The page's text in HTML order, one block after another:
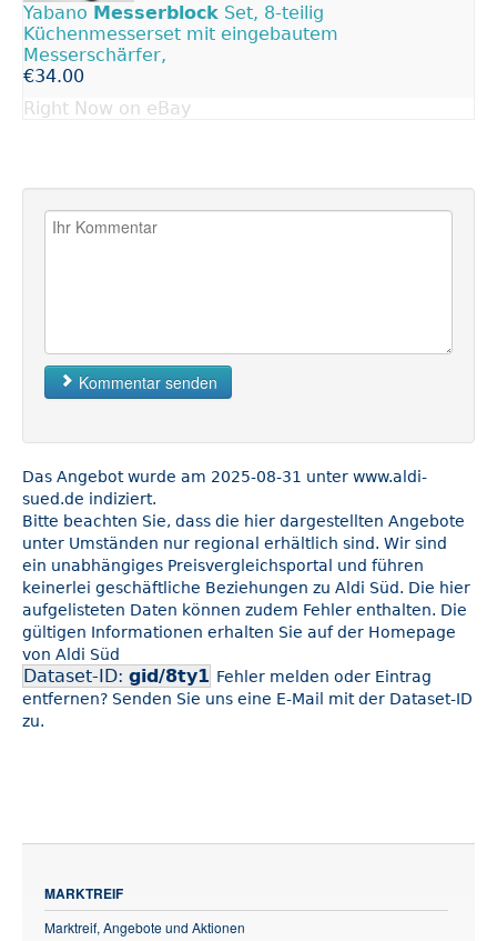
Yabano Messerblock Set, 8-teilig
Küchenmesserset mit eingebautem
Messerschärfer,
€34.00
Right Now on eBay
Kommentar senden
Das Angebot wurde am 2025-08-31 unter www.aldi-
sued.de indiziert.
Bitte beachten Sie, dass die hier dargestellten Angebote
unter Umständen nur regional erhältlich sind. Wir sind
ein unabhängiges Preisvergleichsportal und führen
keinerlei geschäftliche Beziehungen zu Aldi Süd. Die hier
aufgelisteten Daten können zudem Fehler enthalten. Die
gültigen Informationen erhalten Sie auf der Homepage
von Aldi Süd
Dataset-ID: gid/8ty1 Fehler melden oder Eintrag
entfernen? Senden Sie uns eine E-Mail mit der Dataset-ID
zu.
MARKTREIF
Marktreif, Angebote und Aktionen